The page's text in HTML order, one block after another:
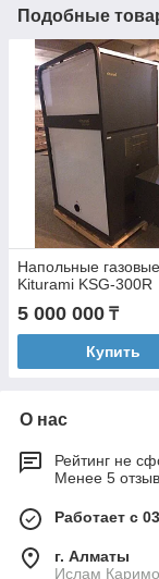
Подобные
Напольные
Kiturami KSG-300R
5 000 000 ₸
Купить
О нас
Рейтинг не
Менее 5
Работает с
г. Алматы
Ислам